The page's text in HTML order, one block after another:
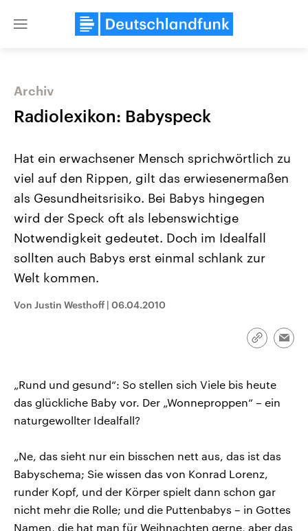
Close
Landtagswahl Sachsen-Anhalt
2026
Alle Informationen
Sachsen-Anhalt wählt am 6.
September 2026 einen neuen
Bundesland von einer Koalition aus
USA
Aktuelle Beiträge,
Hintergründe
Audio-Archiv
Archiv
Radiolexikon: Babyspeck
Hat ein erwachsener Mensch sprichwörtlich zu
viel auf den Rippen, gilt das erwiesenermaßen
als Gesundheitsrisiko. Bei Babys hingegen
wird der Speck oft als lebenswichtige
Notwendigkeit gedeutet. Doch im Idealfall
sollten auch Babys erst einmal schlank zur
Welt kommen.
Von Justin Westhoff | 06.04.2010
Link
„Rund und gesund“: So stellen sich Viele bis heute
das glückliche Baby vor. Der „Wonneproppen“ – ein
naturgewollter Idealfall?
„Ne, das sieht nur ein bisschen nett aus, das ist das
Babyschema; Sie wissen das von Konrad Lorenz,
runder Kopf, und der Körper spielt dann schon gar
nicht mehr die Rolle; und die Puttenbabys – in Gottes
Namen, die hat man für Weihnachten gerne, aber das